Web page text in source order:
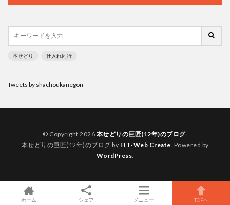
本せどり 仕入れ同行
Tweets by shachoukanegon
© Copyright 2026 本せどりの巨匠(12年)のブログ.
本せどりの巨匠(12年)のブログ by FIT-Web Create. Powered by
WordPress.
ホーム シェア メニュー TOPへ